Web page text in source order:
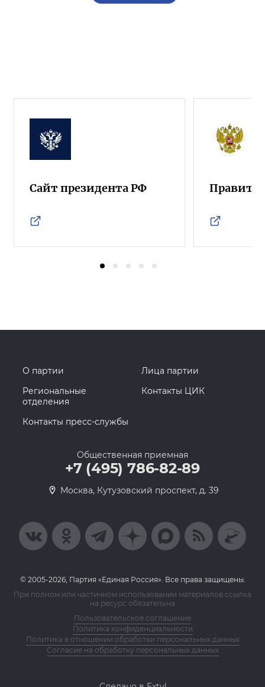
Сайт президента РФ
О партии
Лица партии
Региональные
отделения
Контакты ЦИК
Контакты пресс-службы
Общественная приемная
+7 (495) 786-82-89
Москва, Кутузовский проспект, д. 39
© 2005-2026, Партия «Единая Россия». Все права защищены.
При полном или частичном использовании материалов ссылка
на ресурс обязательна
Пользовательское соглашение
Политика конфиденциальности
Политика в отношении обработки персональных данных
Согласие на обработку персональных данных